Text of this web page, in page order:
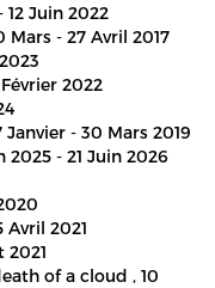
- 12 Juin 2022
Mars - 27 Avril 2017
Février 2022
Janvier - 30 Mars 2019
2025 - 21 Juin 2026
Avril 2021
2021
of a cloud , 10